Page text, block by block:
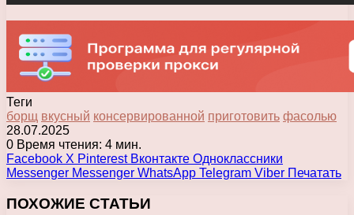
Теги
борщ вкусный консервированной приготовить фасолью
28.07.2025
0 Время чтения: 4 мин.
Facebook X Pinterest Вконтакте Одноклассники
Messenger Messenger WhatsApp Telegram Viber Печатать
ПОХОЖИЕ СТАТЬИ